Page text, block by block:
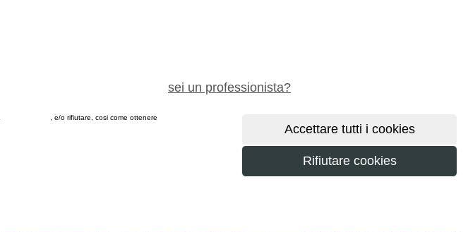
sei un professionista?
, e/o rifiutare, cosi come ottenere